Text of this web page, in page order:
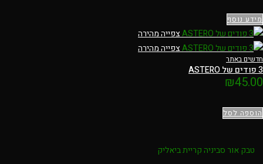
מידע נוסף
צפייה מהירה
צפייה מהירה
חדשים באתר
3 פודים של ASTERO
₪45.00
הוספה לסל
טבק אור סביניה קריית ביאליק